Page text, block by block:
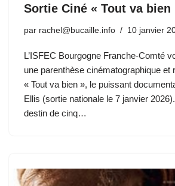
Sortie Ciné « Tout va bien
par rachel@bucaille.info 10 janvier
L’ISFEC Bourgogne Franche-Comté
une parenthèse cinématographique et
« Tout va bien », le puissant
Ellis (sortie nationale le 7 janvier
destin de cinq…